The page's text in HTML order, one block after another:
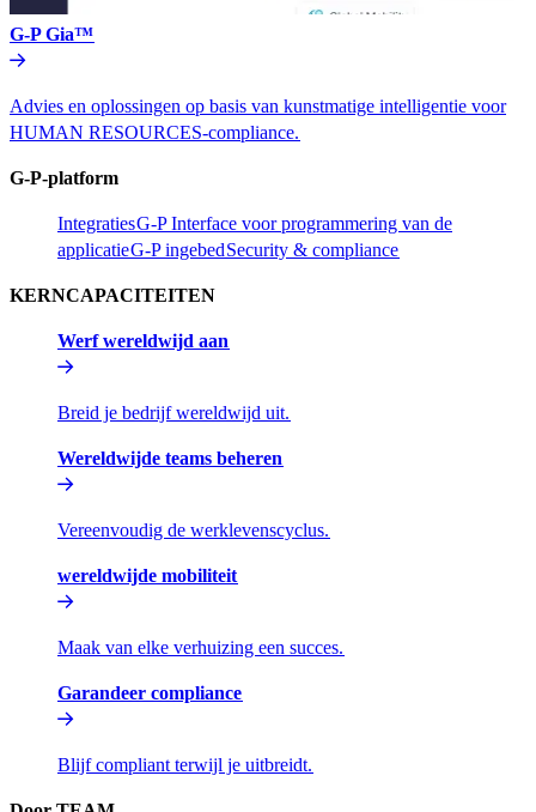
G-P Gia™​​
Advies en oplossingen op basis van kunstmatige intelligentie voor
HUMAN RESOURCES-compliance.​​
G-P-platform​​
Integraties​​G-P Interface voor programmering van de
applicatie​​G-P ingebed​​Security & compliance​​
KERNCAPACITEITEN​​
Werf wereldwijd aan​​
Breid je bedrijf wereldwijd uit.​​
Wereldwijde teams beheren​​
Vereenvoudig de werklevenscyclus.​​
wereldwijde mobiliteit​​
Maak van elke verhuizing een succes.​​
Garandeer compliance​​
Blijf compliant terwijl je uitbreidt.​​